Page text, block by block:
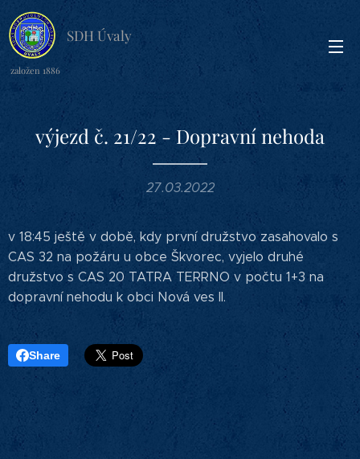
SDH Úvaly
založen 1886
výjezd č. 21/22 - Dopravní nehoda
27.03.2022
v 18:45 ještě v době, kdy první družstvo zasahovalo s
CAS 32 na požáru u obce Škvorec, vyjelo druhé
družstvo s CAS 20 TATRA TERRNO v počtu 1+3 na
dopravní nehodu k obci Nová ves II.
Share